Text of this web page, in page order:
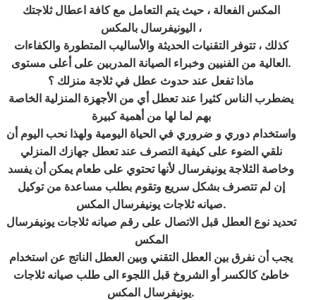
المكس الفعالة ، حيث يتم التعامل مع كافة اعطال ثلاجتك
اليونيفرسال بالمكس ،
كذلك ، تتوفر التقنيات الحديثة والأساليب المتطورة والكفاءات
العالية من الفنيين وخبراء الصيانة المدربين على أعلى مستوى.
ماذا تفعل عند حدوث عطل في ثلاجة منزلك ؟
يضطرب الناس كثيرا عند تعطل أي من الأجهزة المنزلية الخاصة
بهم لما لها من أهمية كبيرة
واستخدام دوري و ضروري في الحياة اليومية ولهذا نحب اليوم أن
نلقي الضوء على كيفية التصرف عند تعطل جهازك المنزلي
وخاصة الثلاجة يونيفرسال لأنها تحتوي على طعام يمكن أن يفسد
إن لم تتصرف بشكل سريع وتقوم بطلب مساعدة من توكيل
صيانه ثلاجات يونيفرسال المكس.
تحديد نوع العطل قبل الاتصال على رقم صيانه ثلاجات يونيفرسال
المكس
يجب أن نفرق بين العطل التقني وبين العطل الناتج عن استخدام
خاطئ كالكسر أو الشروخ قبل اللجوء الى طلب صيانه ثلاجات
يونيفرسال المكس.